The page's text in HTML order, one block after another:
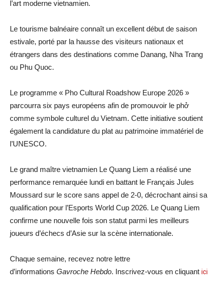
l’art moderne vietnamien.
Le tourisme balnéaire connaît un excellent début de saison
estivale, porté par la hausse des visiteurs nationaux et
étrangers dans des destinations comme Danang, Nha Trang
ou Phu Quoc.
Le programme « Pho Cultural Roadshow Europe 2026 »
parcourra six pays européens afin de promouvoir le phở
comme symbole culturel du Vietnam. Cette initiative soutient
également la candidature du plat au patrimoine immatériel de
l’UNESCO.
Le grand maître vietnamien Le Quang Liem a réalisé une
performance remarquée lundi en battant le Français Jules
Moussard sur le score sans appel de 2-0, décrochant ainsi sa
qualification pour l’Esports World Cup 2026. Le Quang Liem
confirme une nouvelle fois son statut parmi les meilleurs
joueurs d’échecs d’Asie sur la scène internationale.
Chaque semaine, recevez notre lettre
d’informations Gavroche Hebdo. Inscrivez-vous en cliquant ici